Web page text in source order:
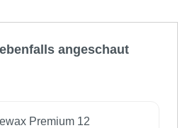
angeschaut